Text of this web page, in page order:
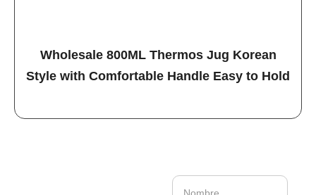
Wholesale 800ML Thermos Jug Korean
Style with Comfortable Handle Easy to Hold